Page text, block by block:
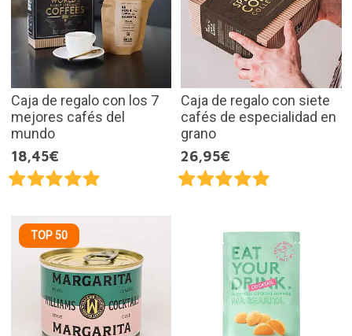
Caja de regalo con los 7
mejores cafés del
mundo
18,45€
Caja de regalo con siete
cafés de especialidad en
grano
26,95€
TOP 50